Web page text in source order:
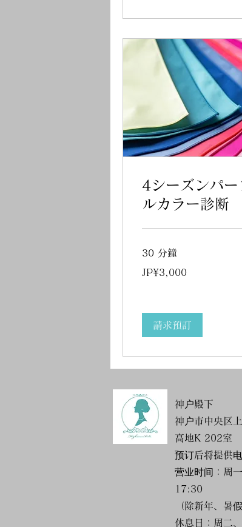
4シーズンパー
ルカラー診断
30 分鐘
日
JP¥3,000
請求預訂
神户殿下
神户市中央区
高地K 202室
预订后将提供电
营业时间：周
17:30
（除新年、暑
休息日：周二